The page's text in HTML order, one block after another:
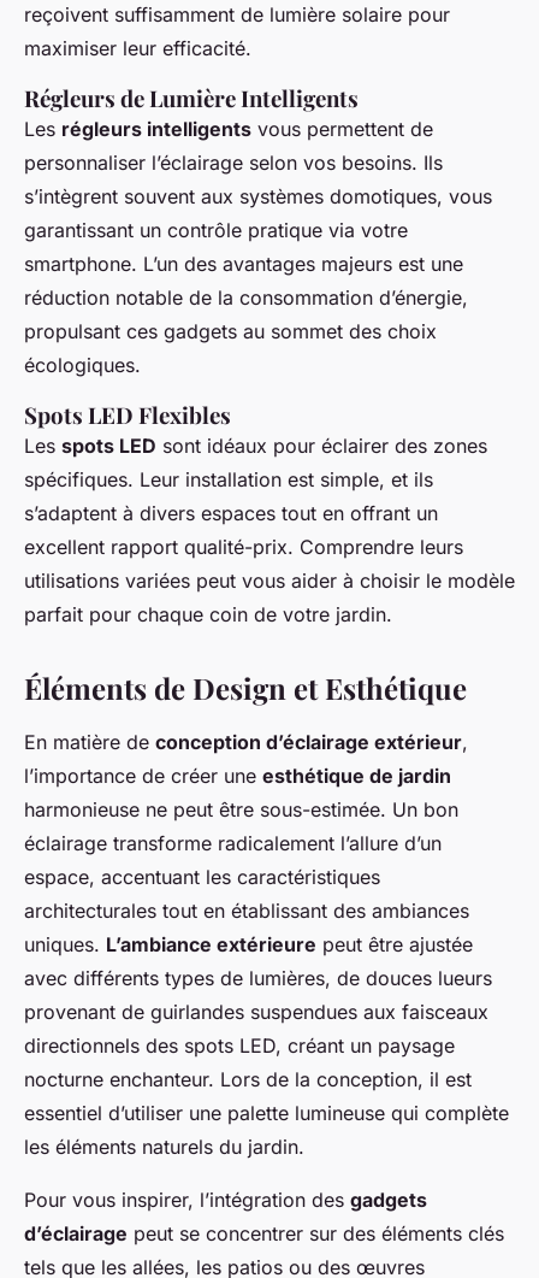
reçoivent suffisamment de lumière solaire pour
maximiser leur efficacité.
Régleurs de Lumière Intelligents
Les régleurs intelligents vous permettent de
personnaliser l’éclairage selon vos besoins. Ils
s’intègrent souvent aux systèmes domotiques, vous
garantissant un contrôle pratique via votre
smartphone. L’un des avantages majeurs est une
réduction notable de la consommation d’énergie,
propulsant ces gadgets au sommet des choix
écologiques.
Spots LED Flexibles
Les spots LED sont idéaux pour éclairer des zones
spécifiques. Leur installation est simple, et ils
s’adaptent à divers espaces tout en offrant un
excellent rapport qualité-prix. Comprendre leurs
utilisations variées peut vous aider à choisir le modèle
parfait pour chaque coin de votre jardin.
Éléments de Design et Esthétique
En matière de conception d’éclairage extérieur,
l’importance de créer une esthétique de jardin
harmonieuse ne peut être sous-estimée. Un bon
éclairage transforme radicalement l’allure d’un
espace, accentuant les caractéristiques
architecturales tout en établissant des ambiances
uniques. L’ambiance extérieure peut être ajustée
avec différents types de lumières, de douces lueurs
provenant de guirlandes suspendues aux faisceaux
directionnels des spots LED, créant un paysage
nocturne enchanteur. Lors de la conception, il est
essentiel d’utiliser une palette lumineuse qui complète
les éléments naturels du jardin.
Pour vous inspirer, l’intégration des gadgets
d’éclairage peut se concentrer sur des éléments clés
tels que les allées, les patios ou des œuvres